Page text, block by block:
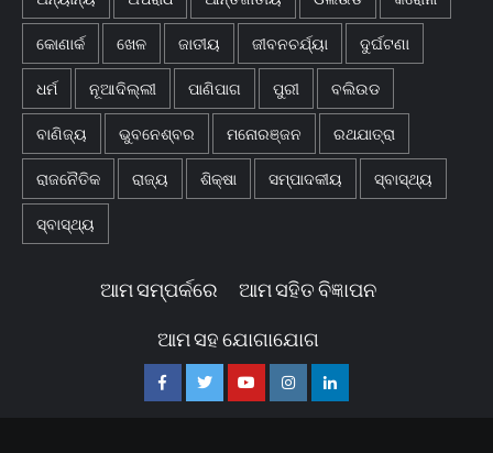
କୋଣାର୍କ ଖେଳ ଜାତୀୟ ଜୀବନଚର୍ଯ୍ୟା ଦୁର୍ଘଟଣା
ଧର୍ମ ନୂଆଦିଲ୍ଲୀ ପାଣିପାଗ ପୁରୀ ବଲିଉଡ
ବାଣିଜ୍ୟ ଭୁବନେଶ୍ବର ମନୋରଞ୍ଜନ ରଥଯାତ୍ରା
ରାଜନୈତିକ ରାଜ୍ୟ ଶିକ୍ଷା ସମ୍ପାଦକୀୟ ସ୍ବାସ୍ଥ୍ୟ
ସ୍ବାସ୍ଥ୍ୟ
ଆମ ସମ୍ପର୍କରେ ଆମ ସହିତ ବିଜ୍ଞାପନ
ଆମ ସହ ଯୋଗାଯୋଗ
FacebookTwitterYoutubeInstagramLinkedin